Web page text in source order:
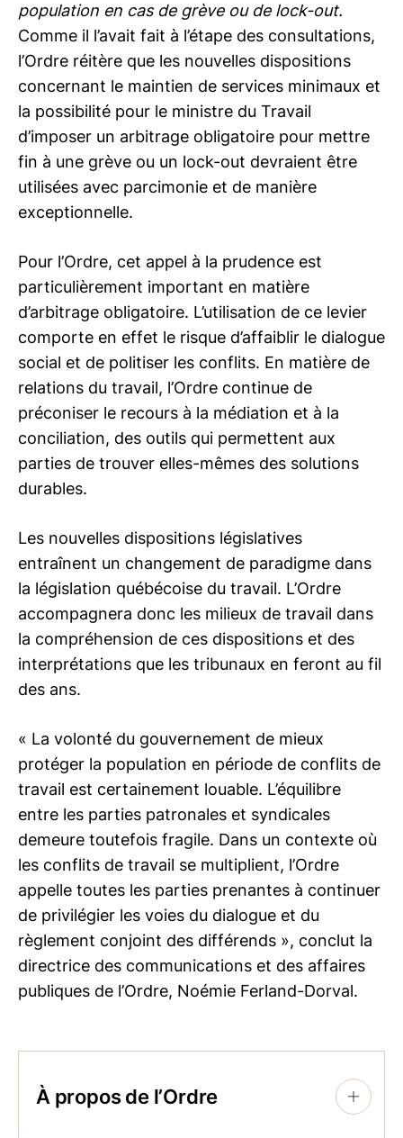
population en cas de grève ou de lock-out.
Comme il l’avait fait à l’étape des consultations,
l’Ordre réitère que les nouvelles dispositions
concernant le maintien de services minimaux et
la possibilité pour le ministre du Travail
d’imposer un arbitrage obligatoire pour mettre
fin à une grève ou un lock-out devraient être
utilisées avec parcimonie et de manière
exceptionnelle.
Pour l’Ordre, cet appel à la prudence est
particulièrement important en matière
d’arbitrage obligatoire. L’utilisation de ce levier
comporte en effet le risque d’affaiblir le dialogue
social et de politiser les conflits. En matière de
relations du travail, l’Ordre continue de
préconiser le recours à la médiation et à la
conciliation, des outils qui permettent aux
parties de trouver elles-mêmes des solutions
durables.
Les nouvelles dispositions législatives
entraînent un changement de paradigme dans
la législation québécoise du travail. L’Ordre
accompagnera donc les milieux de travail dans
la compréhension de ces dispositions et des
interprétations que les tribunaux en feront au fil
des ans.
« La volonté du gouvernement de mieux
protéger la population en période de conflits de
travail est certainement louable. L’équilibre
entre les parties patronales et syndicales
demeure toutefois fragile. Dans un contexte où
les conflits de travail se multiplient, l’Ordre
appelle toutes les parties prenantes à continuer
de privilégier les voies du dialogue et du
règlement conjoint des différends », conclut la
directrice des communications et des affaires
publiques de l’Ordre, Noémie Ferland-Dorval.
À propos de l’Ordre